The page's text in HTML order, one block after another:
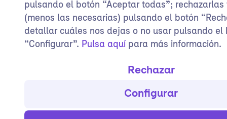
pulsando el botón “Aceptar todas”; rechazarlas
(menos las necesarias) pulsando el botón
detallar cuáles nos dejas o no usar pulsando el
“Configurar”. Pulsa aquí para más información.
Rechazar
Configurar